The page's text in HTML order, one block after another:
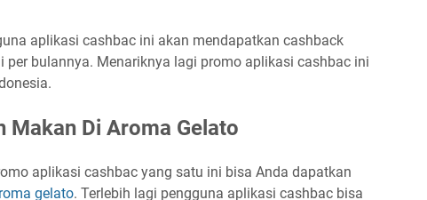
aplikasi cashbac ini akan mendapatkan cashback
per bulannya. Menariknya lagi promo aplikasi cashbac ini
Makan Di Aroma Gelato
aplikasi cashbac yang satu ini bisa Anda dapatkan
gelato. Terlebih lagi pengguna aplikasi cashbac bisa